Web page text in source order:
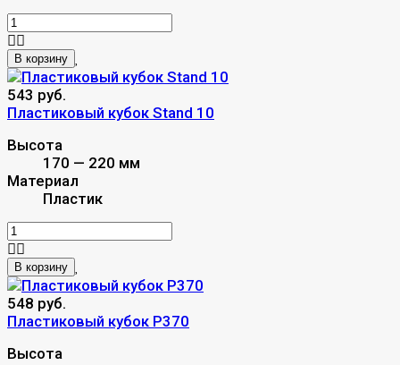
В корзину
543 руб.
Пластиковый кубок Stand 10
Высота
170 — 220 мм
Материал
Пластик
В корзину
548 руб.
Пластиковый кубок P370
Высота